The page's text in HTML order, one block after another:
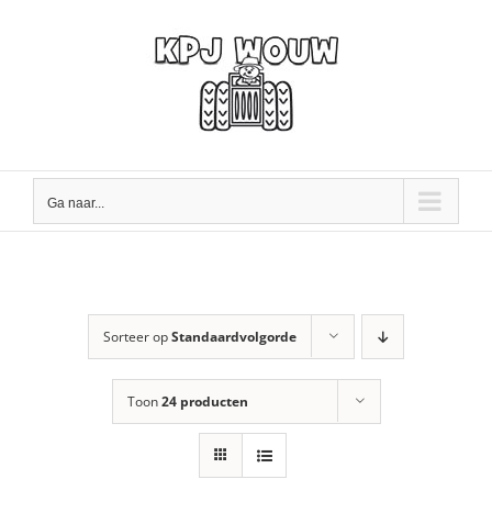
Ga naar...
Sorteer opStandaardvolgorde
Toon24 producten